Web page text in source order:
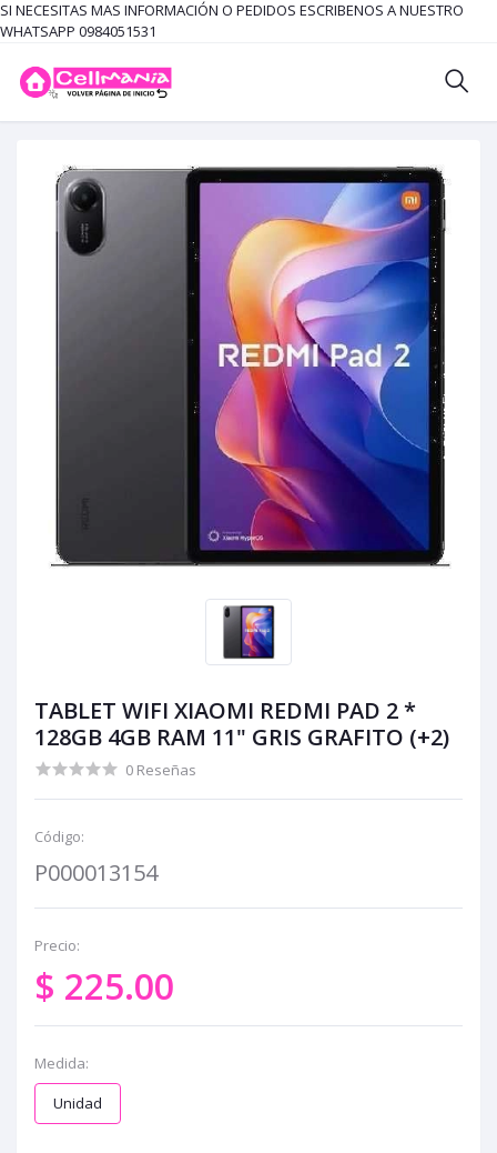
SI NECESITAS MAS INFORMACIÓN O PEDIDOS ESCRIBENOS A NUESTRO
WHATSAPP 0984051531
TABLET WIFI XIAOMI REDMI PAD 2 *
128GB 4GB RAM 11" GRIS GRAFITO (+2)
0 Reseñas
Código:
P000013154
Precio:
$ 225.00
Medida:
Unidad